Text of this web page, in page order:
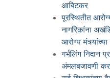
आबिटकर
पूरस्थितीत
नागरिकांना
आरोग्य
गर्भलिंग निदान
अंमलबजावणी